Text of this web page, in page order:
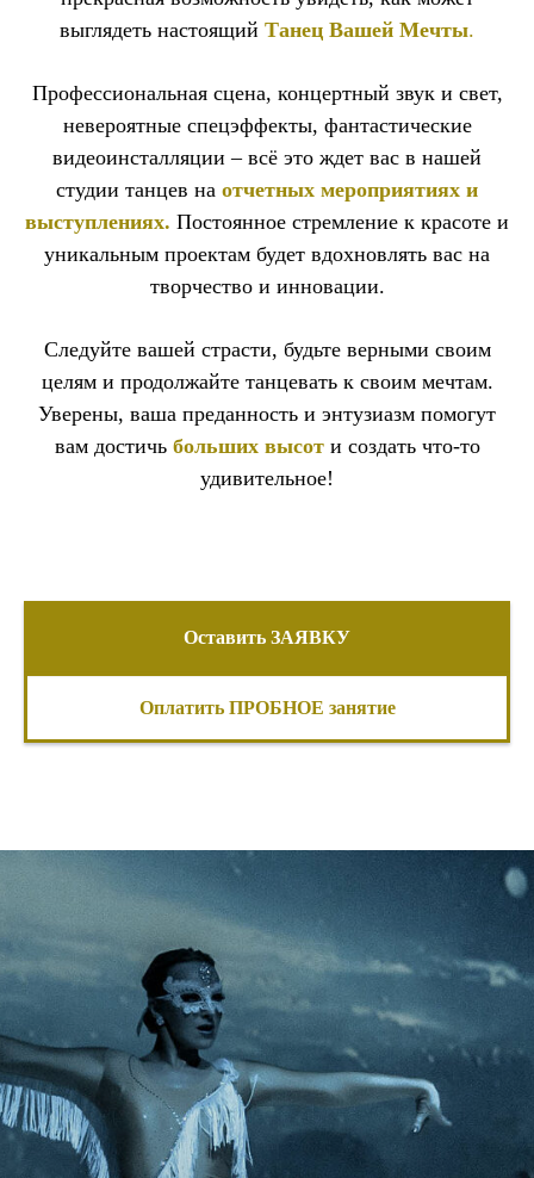
выглядеть настоящий Танец Вашей Мечты.
Профессиональная сцена, концертный звук и свет,
невероятные спецэффекты, фантастические
видеоинсталляции – всё это ждет вас в нашей
студии танцев на отчетных мероприятиях и
выступлениях. Постоянное стремление к красоте и
уникальным проектам будет вдохновлять вас на
творчество и инновации.
Следуйте вашей страсти, будьте верными своим
целям и продолжайте танцевать к своим мечтам.
Уверены, ваша преданность и энтузиазм помогут
вам достичь больших высоти создать что-то
удивительное!
Оставить ЗАЯВКУ
Оплатить ПРОБНОЕ занятие